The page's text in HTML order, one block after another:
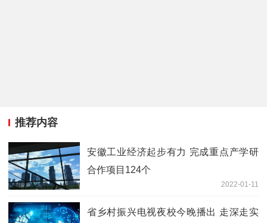
推荐内容
安徽工业经济起步有力 完成重点产学研
合作项目124个
2022-01-11
省乡村振兴电视夜校今晚播出 走深走实